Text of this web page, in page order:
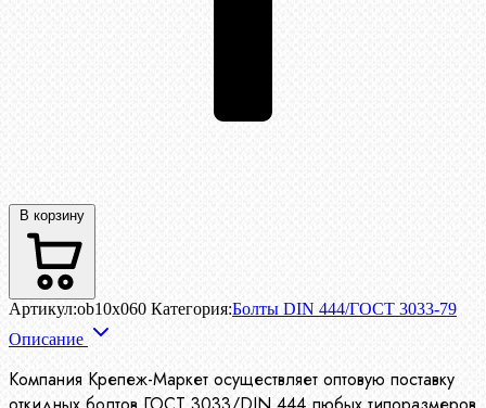
В корзину
Артикул:ob10x060 Категория:Болты DIN 444/ГОСТ 3033-79
Описание
Компания Крепеж-Маркет осуществляет оптовую поставку